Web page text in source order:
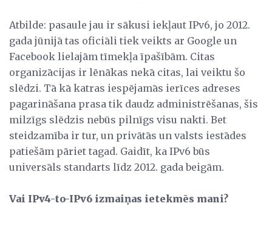
Atbilde: pasaule jau ir sākusi iekļaut IPv6, jo 2012.
gada jūnijā tas oficiāli tiek veikts ar Google un
Facebook lielajām tīmekļa īpašībām. Citas
organizācijas ir lēnākas nekā citas, lai veiktu šo
slēdzi. Tā kā katras iespējamās ierīces adreses
pagarināšana prasa tik daudz administrēšanas, šis
milzīgs slēdzis nebūs pilnīgs visu nakti. Bet
steidzamība ir tur, un privātās un valsts iestādes
patiešām pāriet tagad. Gaidīt, ka IPv6 būs
universāls standarts līdz 2012. gada beigām.
Vai IPv4-to-IPv6 izmaiņas ietekmēs mani?